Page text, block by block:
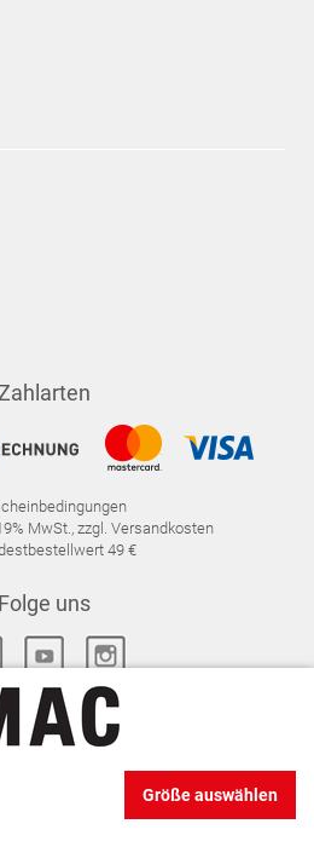
Größe auswählen
Zahlarten
MwSt., zzgl. Versandkosten
49 €
Folge uns
WIDERRUFSRECHT